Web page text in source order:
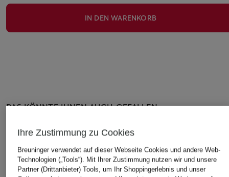
IN DEN WARENKORB
DAS KÖNNTE IHNEN AUCH GEFALLEN
Ihre Zustimmung zu Cookies
Breuninger verwendet auf dieser Webseite Cookies und andere Web-
Technologien („Tools“). Mit Ihrer Zustimmung nutzen wir und unsere
Partner (Drittanbieter) Tools, um Ihr Shoppingerlebnis und unser